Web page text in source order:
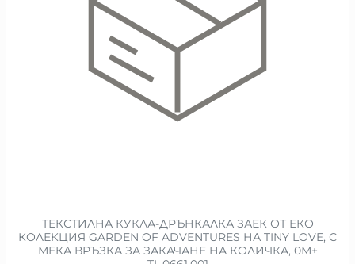
ТЕКСТИЛНА КУКЛА-ДРЪНКАЛКА ЗАЕК ОТ ЕКО
КОЛЕКЦИЯ GARDEN OF ADVENTURES НА TINY LOVE, С
МЕКА ВРЪЗКА ЗА ЗАКАЧАНЕ НА КОЛИЧКА, 0М+